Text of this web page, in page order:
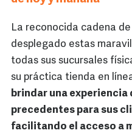
La reconocida cadena
desplegado estas
todas sus sucursales
su práctica tienda en
brindar una experiencia
precedentes para sus
facilitando el acceso a